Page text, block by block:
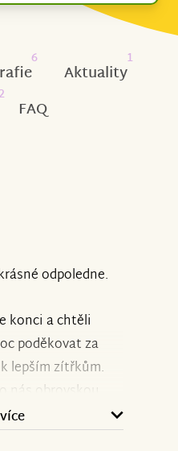
6
Aktuality
1
FAQ
odpoledne.
konci a chtěli
poděkovat za
lepším zítřkům.
obrovskou
na to nejsme
vážíme.